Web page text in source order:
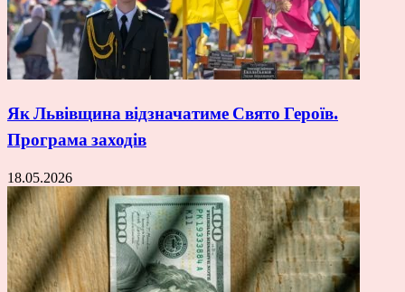
Як Львівщина відзначатиме Свято Героїв.
Програма заходів
18.05.2026